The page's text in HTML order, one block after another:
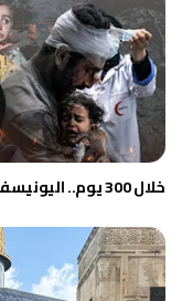
خلال 300 يوم.. اليونيسف: استشهاد 300 طفل فلسطيني بالقطاع